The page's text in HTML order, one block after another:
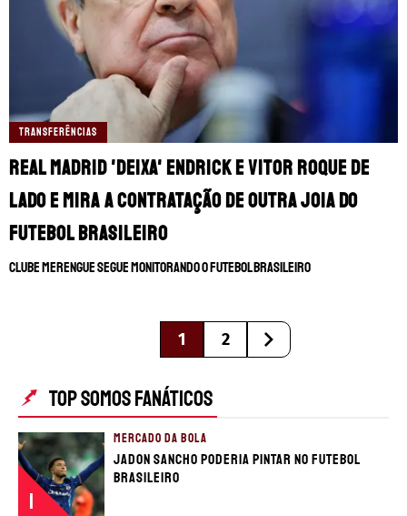
TRANSFERÊNCIAS
Real Madrid 'deixa' Endrick e Vitor Roque de
lado e mira a contratação de outra joia do
futebol brasileiro
Clube merengue segue monitorando o futebol brasileiro
1 2
TOP SOMOS FANÁTICOS
1
MERCADO DA BOLA
Jadon Sancho poderia pintar no futebol
brasileiro